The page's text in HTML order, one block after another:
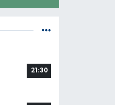
21:30